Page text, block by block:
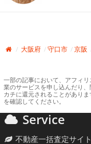
大阪府 守口市 京阪
一部の記事において、アフィ
業のサービスを申し込んだり
カチに還元されることがあり
を確認してください。
Service
不動産一括査定サイト